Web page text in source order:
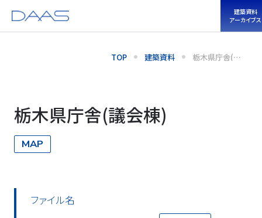
建築資料
アーカイブス
TOP 建築資料 栃木県庁舎(議
会棟)
栃木県庁舎(議会棟)
MAP
ファイル名